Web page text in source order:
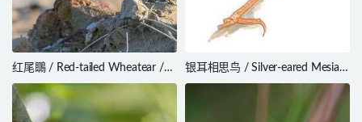
红尾䳭 / Red-tailed Wheatear /
Oenanthe chrysopygia
银耳相思鸟 / Silver-eared Mesia /
Leiothrix argentauris